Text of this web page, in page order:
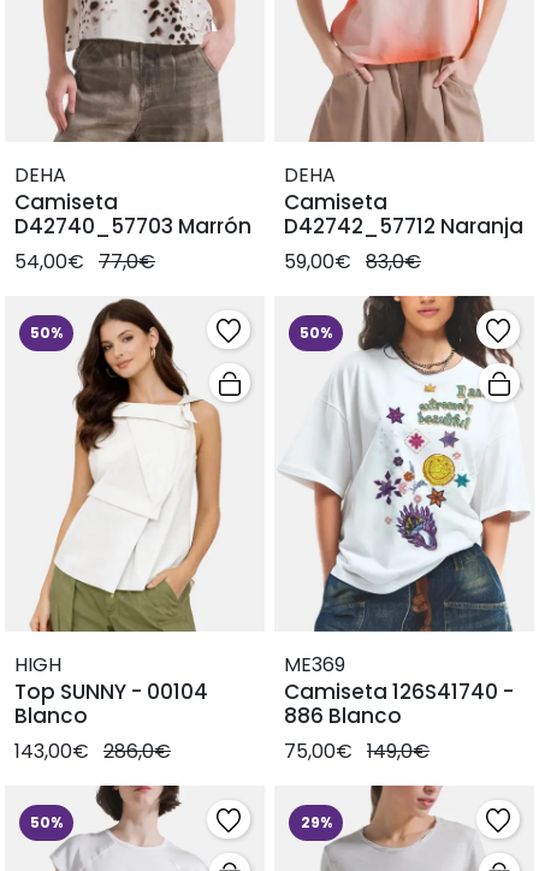
DEHA
Camiseta
D42740_57703 Marrón
54,00€ 77,0€
DEHA
Camiseta
D42742_57712 Naranja
59,00€ 83,0€
50%
HIGH
Top SUNNY - 00104
Blanco
143,00€ 286,0€
50%
ME369
Camiseta 126S41740 -
886 Blanco
75,00€ 149,0€
50% 29%